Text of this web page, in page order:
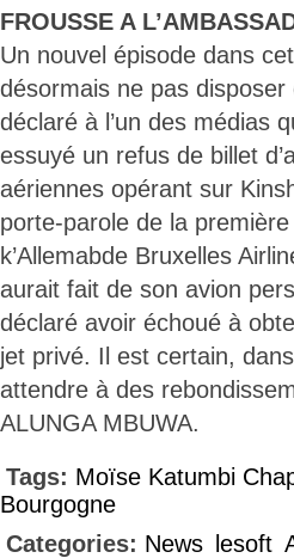
FROUSSE A
Un nouvel épisode dans
désormais ne pas
déclaré à l’un des médias
essuyé un refus de billet
aériennes opérant sur
porte-parole de la
k’Allemabde Bruxelles
aurait fait de son avion
déclaré avoir échoué à
jet privé. Il est certain,
attendre à des
ALUNGA MBUWA.
Tags: Moïse Katumbi
Bourgogne
Categories: News lesoft